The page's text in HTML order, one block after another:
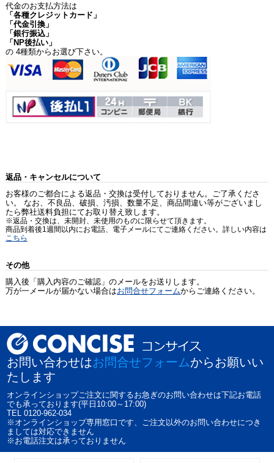
代金のお支払方法は
「各種クレジットカード」
「代金引換」
「銀行振込」
「NP後払い」
の 4種類からお選び下さい。
返品・キャンセルについて
お客様のご都合による返品・交換は受付しておりません。ご了承くださ
い。 なお、不良品、破損、汚損、数量不足、商品間違い等がございまし
たら弊社送料負担にてお取り替え致します。
※返品・交換は、未開封、未使用のものに限らせて頂きます。
商品到着後1週間以内にお電話、電子メールにてご連絡ください。詳しい内容は
こちら
その他
購入後「購入内容のご確認」のメールをお送りします。
万が一メールが届かない場合はお問合せフォームからご連絡ください。
お問い合わせはお問合せフォームからお願いい
たします
オンラインショップご注文に関するお急ぎのお問い合わせは下記お電話
でも承っております(平日10:00～17:00)
TEL 0120-962-034
※オンラインショップ専用窓口です、ご注文以外のお問い合わせにつき
ましては対応できません
※お電話注文は承っておりません